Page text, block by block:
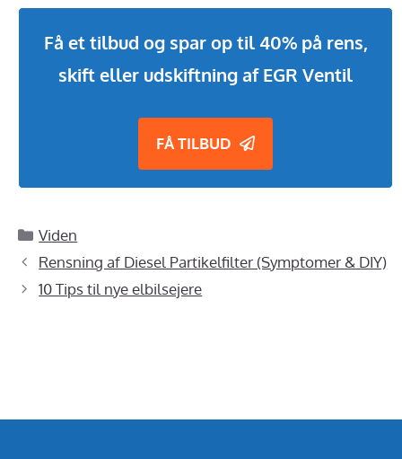
Få et tilbud og spar op til 40% på rens,
skift eller udskiftning af EGR Ventil
FÅ TILBUD
Kategorier
Viden
Rensning af Diesel Partikelfilter (Symptomer & DIY)
10 Tips til nye elbilsejere